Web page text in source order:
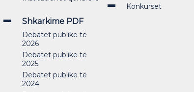
Shkarkime PDF
Debatet publike të
2026
Debatet publike të
2025
Debatet publike të
2024
Konkurset